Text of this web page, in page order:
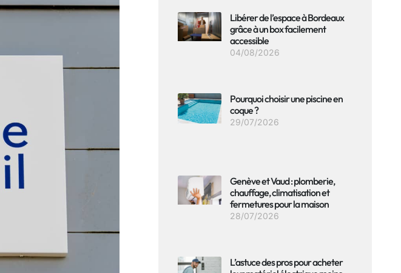
Libérer de l’espace à Bordeaux
grâce à un box facilement
accessible
04/08/2026
Pourquoi choisir une piscine en
coque ?
29/07/2026
Genève et Vaud : plomberie,
chauffage, climatisation et
fermetures pour la maison
28/07/2026
L’astuce des pros pour acheter